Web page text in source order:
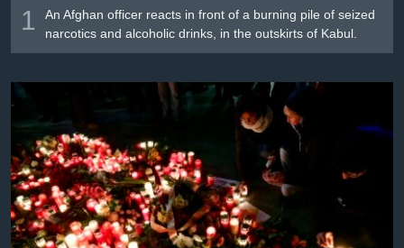
1
An Afghan officer reacts in front of a burning pile of seized
narcotics and alcoholic drinks, in the outskirts of Kabul.